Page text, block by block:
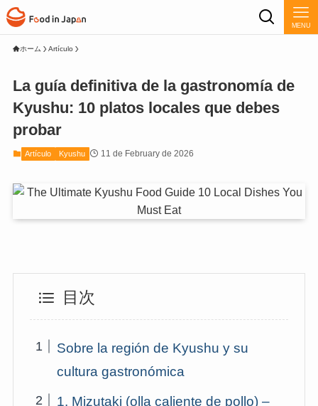
MENU
ホーム Artículo
La guía definitiva de la gastronomía de
Kyushu: 10 platos locales que debes
probar
Artículo Kyushu 11 de February de 2026
目次
Sobre la región de Kyushu y su
cultura gastronómica
1. Mizutaki (olla caliente de pollo) –